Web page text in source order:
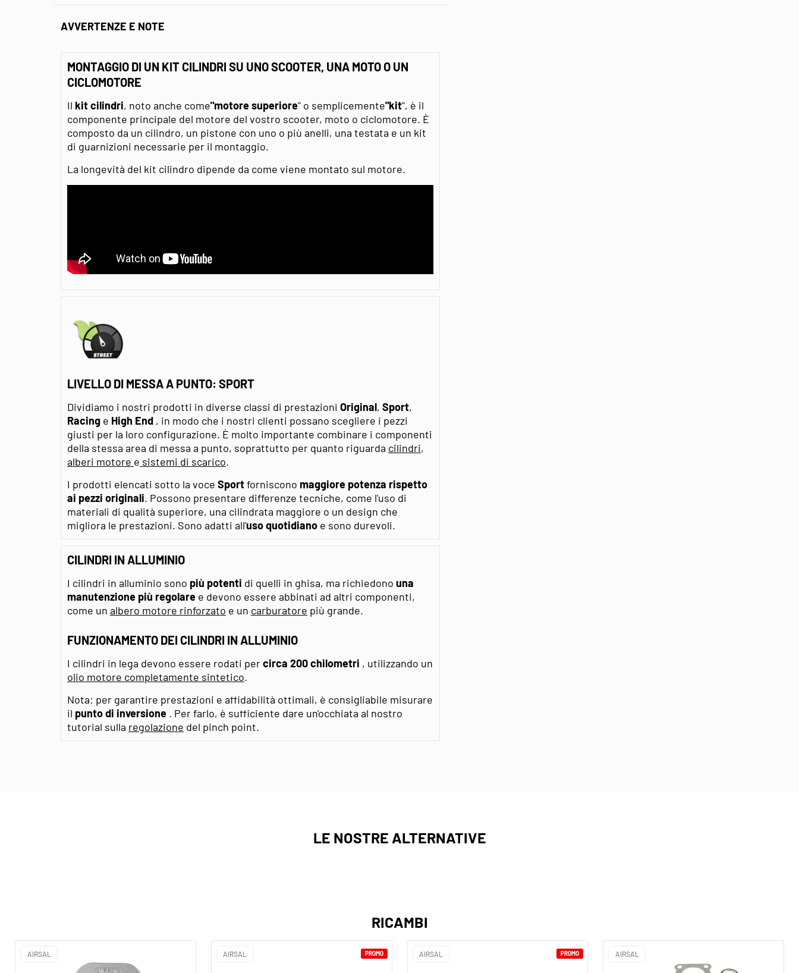
AVVERTENZE E NOTE
MONTAGGIO DI UN KIT CILINDRI SU UNO SCOOTER, UNA MOTO O UN
CICLOMOTORE
Il kit cilindri, noto anche come"motore superiore" o semplicemente"kit", è il
componente principale del motore del vostro scooter, moto o ciclomotore. È
composto da un cilindro, un pistone con uno o più anelli, una testata e un kit
di guarnizioni necessarie per il montaggio.
La longevità del kit cilindro dipende da come viene montato sul motore.
LIVELLO DI MESSA A PUNTO: SPORT
Dividiamo i nostri prodotti in diverse classi di prestazioni Original, Sport,
Racing e High End , in modo che i nostri clienti possano scegliere i pezzi
giusti per la loro configurazione. È molto importante combinare i componenti
della stessa area di messa a punto, soprattutto per quanto riguarda cilindri,
alberi motore e sistemi di scarico.
I prodotti elencati sotto la voce Sportforniscono maggiore potenza rispetto
ai pezzi originali. Possono presentare differenze tecniche, come l'uso di
materiali di qualità superiore, una cilindrata maggiore o un design che
migliora le prestazioni. Sono adatti all'uso quotidiano e sono durevoli.
CILINDRI IN ALLUMINIO
I cilindri in alluminio sono più potenti di quelli in ghisa, ma richiedono una
manutenzione più regolare e devono essere abbinati ad altri componenti,
come un albero motore rinforzato e un carburatore più grande.
FUNZIONAMENTO DEI CILINDRI IN ALLUMINIO
I cilindri in lega devono essere rodati percirca 200 chilometri , utilizzando un
olio motore completamente sintetico.
Nota: per garantire prestazioni e affidabilità ottimali, è consigliabile misurare
il punto di inversione . Per farlo, è sufficiente dare un'occhiata al nostro
tutorial sulla regolazione del pinch point.
LE NOSTRE ALTERNATIVE
RICAMBI
AIRSAL AIRSAL PROMO AIRSAL PROMO AIRSAL